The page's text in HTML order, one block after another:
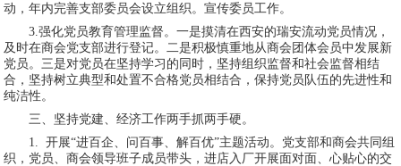
动，年内完善支部委员会设立组织。宣传委员工作。
3.强化党员教育管理监督。一是摸清在西安的瑞安流动党员情况，
及时在商会党支部进行登记。二是积极慎重地从商会团体会员中发展新
党员。三是对党员在坚持学习的同时，坚持组织监督和社会监督相结
合，坚持树立典型和处置不合格党员相结合，保持党员队伍的先进性和
纯洁性。
三、坚持党建、经济工作两手抓两手硬。
1. 开展“进百企、问百事、解百优”主题活动。党支部和商会共同组
织，党员、商会领导班子成员带头，进店入厂开展面对面、心贴心的交